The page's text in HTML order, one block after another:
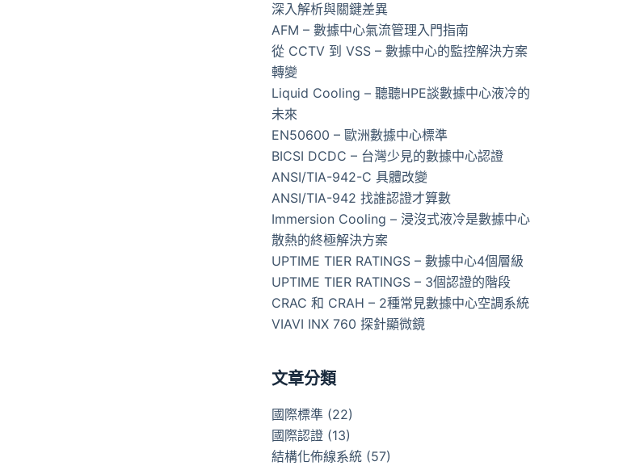
深入解析與關鍵差異
AFM – 數據中心氣流管理入門指南
從 CCTV 到 VSS – 數據中心的監控解決方案
轉變
Liquid Cooling – 聽聽HPE談數據中心液冷的
未來
EN50600 – 歐洲數據中心標準
BICSI DCDC – 台灣少見的數據中心認證
ANSI/TIA-942-C 具體改變
ANSI/TIA-942 找誰認證才算數
Immersion Cooling – 浸沒式液冷是數據中心
散熱的終極解決方案
UPTIME TIER RATINGS – 數據中心4個層級
UPTIME TIER RATINGS – 3個認證的階段
CRAC 和 CRAH – 2種常見數據中心空調系統
VIAVI INX 760 探針顯微鏡
文章分類
國際標準 (22)
國際認證 (13)
結構化佈線系統 (57)